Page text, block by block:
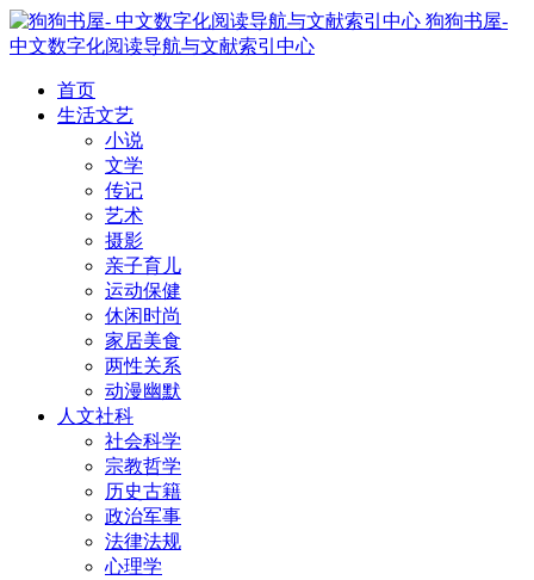
狗狗书屋-
中文数字化阅读导航与文献索引中心
首页
生活文艺
小说
文学
传记
艺术
摄影
亲子育儿
运动保健
休闲时尚
家居美食
两性关系
动漫幽默
人文社科
社会科学
宗教哲学
历史古籍
政治军事
法律法规
心理学